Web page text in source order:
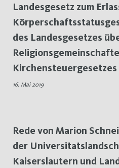
Landesgesetz zum
des Landesgesetzes
16. Mai 2019
Rede von Marion
der
Kaiserslautern und